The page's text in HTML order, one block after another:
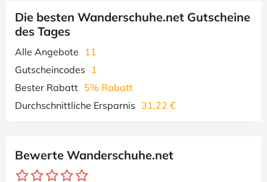
Die besten Wanderschuhe.net Gutscheine
des Tages
Alle Angebote
11
Gutscheincodes
1
Bester Rabatt 5% Rabatt
Durchschnittliche Ersparnis 31,22 €
Bewerte Wanderschuhe.net